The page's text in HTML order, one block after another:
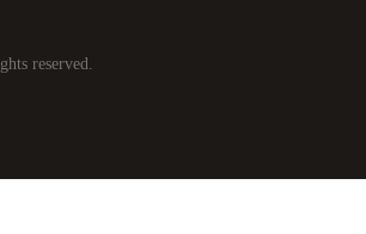
reserved.